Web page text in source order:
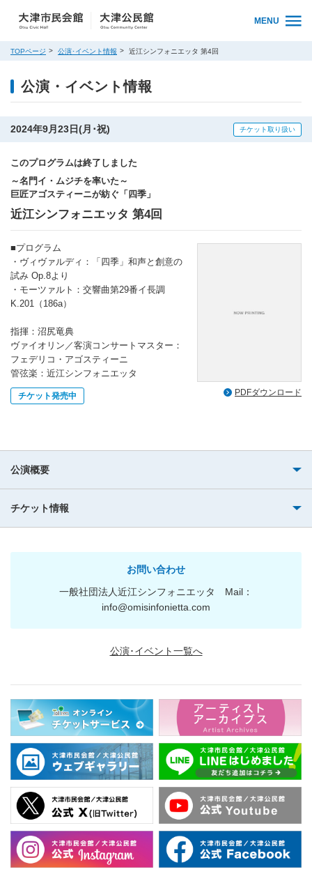
MENU
TOPページ 公演･イベント情報 近江シンフォニエッタ 第4回
公演・イベント情報
2024年9月23日(月･祝) チケット取り扱い
このプログラムは終了しました
～名門イ・ムジチを率いた～
巨匠アゴスティーニが紡ぐ「四季」
近江シンフォニエッタ 第4回
■プログラム
・ヴィヴァルディ：「四季」和声と創意の
試み Op.8より
・モーツァルト：交響曲第29番イ長調
K.201（186a）
指揮：沼尻竜典
ヴァイオリン／客演コンサートマスター：
フェデリコ・アゴスティーニ
管弦楽：近江シンフォニエッタ
チケット発売中 PDFダウンロード
公演概要
チケット情報
お問い合わせ
一般社団法人近江シンフォニエッタ Mail：
info@omisinfonietta.com
公演･イベント一覧へ